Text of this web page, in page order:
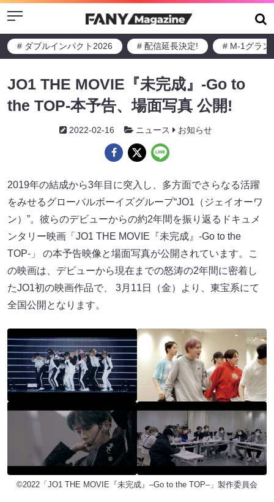
Menu
# ダブルインパクト2026 # 配信延長決定! # M-1グラン
JO1 THE MOVIE『未完成』-Go to
the TOP-本予告、場⾯写真 公開!
2022-02-16 ニュース お知らせ
2019年の結成から3年⽬に突⼊し、多⽅⾯でさらなる活躍
をみせるグローバルボーイズグループ“JO1（ジェイオーワ
ン）”。彼らのデビューからの約2年間を振り返るドキュメ
ンタリー映画「JO1 THE MOVIE『未完成』-Go to the
TOP-」 の本予告映像と場⾯写真が公開されています。こ
の映画は、デビューから現在までの怒涛の2年間に密着し
たJO1初の映画作品で、 3⽉11⽇（⾦）より、東宝系にて
全国公開となります。
©︎2022「JO1 THE MOVIE『未完成』–Go to the TOP–」製作委員会